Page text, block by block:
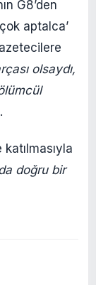
G8’den
aptalca’
olsaydı,
doğru bir